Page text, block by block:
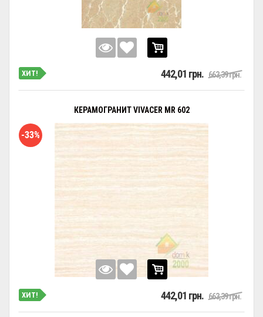
ХИТ! 442,01 грн. 663,39 грн.
КЕРАМОГРАНИТ VIVACER MR 602
-33%
ХИТ! 442,01 грн. 663,39 грн.